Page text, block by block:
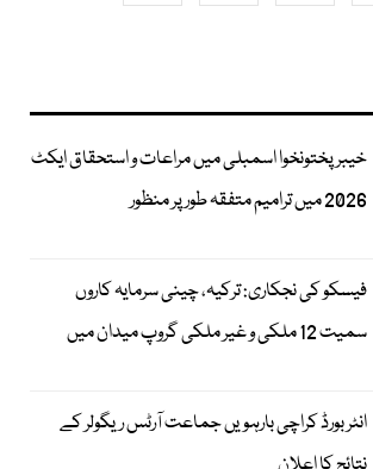
خیبرپختونخوا اسمبلی میں مراعات و استحقاق ایکٹ
2026 میں ترامیم متفقہ طور پر منظور
فیسکو کی نجکاری: ترکیہ، چینی سرمایہ کاروں
سمیت 12 ملکی و غیر ملکی گروپ میدان میں
انٹر بورڈ کراچی بارہویں جماعت آرٹس ریگولر کے